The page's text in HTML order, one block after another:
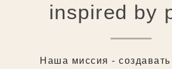
inspired by
Наша миссия -